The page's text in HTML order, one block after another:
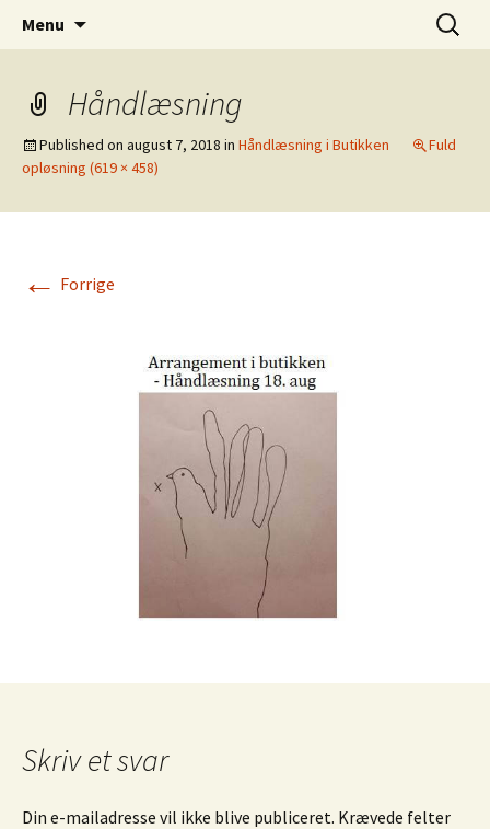
Retro-Shoppen.DK
Dansk Design fra 1940 til 1980
Menu
Søg
efter:
Håndlæsning
Published on august 7, 2018 in Håndlæsning i Butikken
Fuld
opløsning (619 × 458)
← Forrige
Skriv et svar
Din e-mailadresse vil ikke blive publiceret. Krævede felter